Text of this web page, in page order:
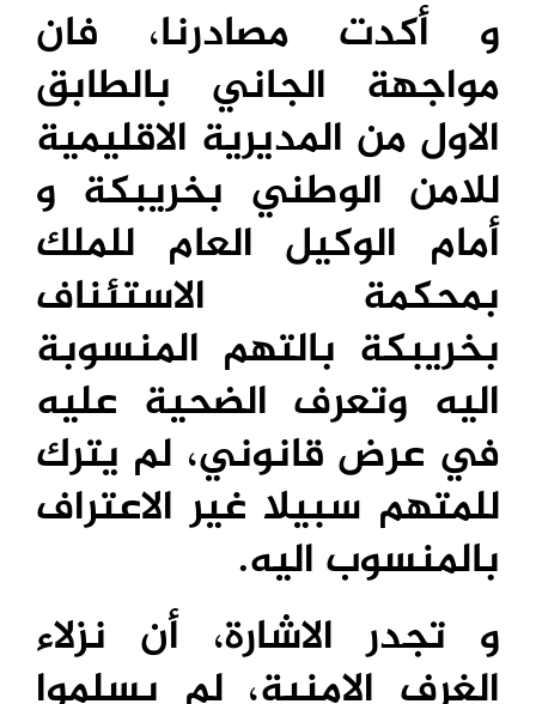
و أكدت مصادرنا، فان
مواجهة الجاني بالطابق
الاول من المديرية الاقليمية
للامن الوطني بخريبكة و
أمام الوكيل العام للملك
بمحكمة الاستئناف
بخريبكة بالتهم المنسوبة
اليه وتعرف الضحية عليه
في عرض قانوني، لم يترك
للمتهم سبيلا غير الاعتراف
بالمنسوب اليه.
و تجدر الاشارة، أن نزلاء